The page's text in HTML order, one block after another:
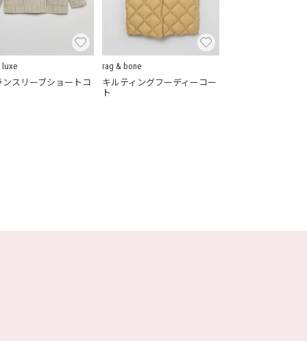
luxe
ンスリーブショートコ
rag & bone
キルティングフーディーコー
ト